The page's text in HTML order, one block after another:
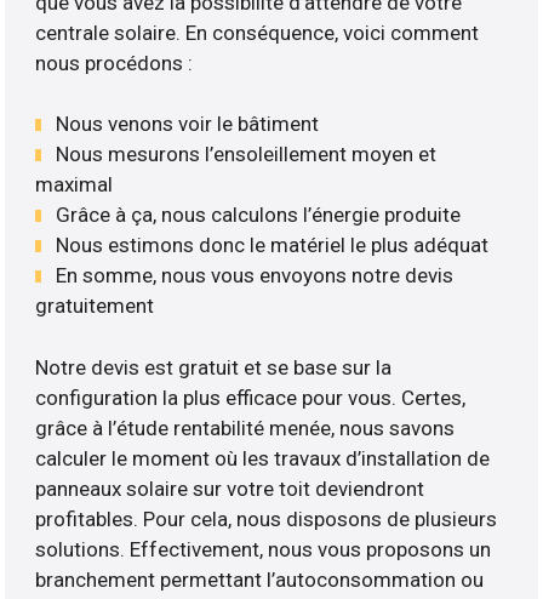
centrale solaire. En conséquence, voici comment
nous procédons :
Nous venons voir le bâtiment
Nous mesurons l’ensoleillement moyen et
maximal
Grâce à ça, nous calculons l’énergie produite
Nous estimons donc le matériel le plus adéquat
En somme, nous vous envoyons notre devis
gratuitement
Notre devis est gratuit et se base sur la
configuration la plus efficace pour vous. Certes,
grâce à l’étude rentabilité menée, nous savons
calculer le moment où les travaux d’installation de
panneaux solaire sur votre toit deviendront
profitables. Pour cela, nous disposons de plusieurs
solutions. Effectivement, nous vous proposons un
branchement permettant l’autoconsommation ou